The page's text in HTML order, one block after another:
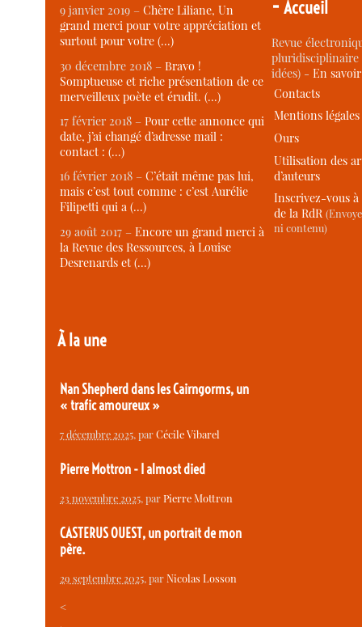
9 janvier 2019 –Chère Liliane, Un
grand merci pour votre appréciation et
surtout pour votre (…)
30 décembre 2018 –Bravo !
Somptueuse et riche présentation de ce
merveilleux poète et érudit. (…)
17 février 2018 –Pour cette annonce qui
date, j’ai changé d’adresse mail :
contact : (…)
16 février 2018 –C’était même pas lui,
mais c’est tout comme : c’est Aurélie
Filipetti qui a (…)
29 août 2017 –Encore un grand merci à
la Revue des Ressources, à Louise
Desrenards et (…)
À la une
Nan Shepherd dans les Cairngorms, un
« trafic amoureux »
7 décembre 2025, parCécile Vibarel
Pierre Mottron - I almost died
23 novembre 2025, parPierre Mottron
CASTERUS OUEST, un portrait de mon
père.
29 septembre 2025, parNicolas Losson
<
Accueil
Revue
idées) -En
Contacts
Mentions légales
Ours
Utilisation des
d’auteurs
Inscrivez-vous
de la RdR
ni contenu)